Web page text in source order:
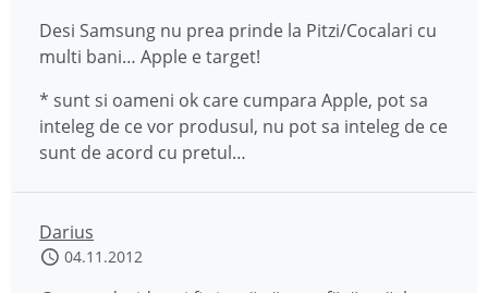
Desi Samsung nu prea prinde la Pitzi/Cocalari cu
multi bani… Apple e target!
* sunt si oameni ok care cumpara Apple, pot sa
inteleg de ce vor produsul, nu pot sa inteleg de ce
sunt de acord cu pretul…
Darius
04.11.2012